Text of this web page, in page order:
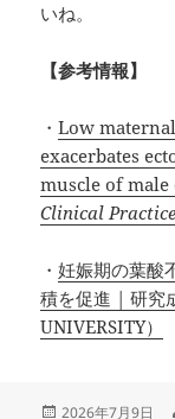
いね。
【参考情報】
・Low
exacerbates
muscle of
Clinical Practice
・妊娠期の葉酸
積を促進 | 研究
UNIVERSITY）
投
2026年7月9日